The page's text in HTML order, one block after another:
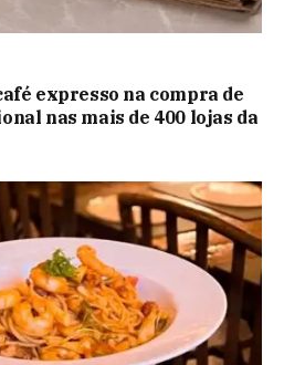
expresso na compra de
nas mais de 400 lojas da